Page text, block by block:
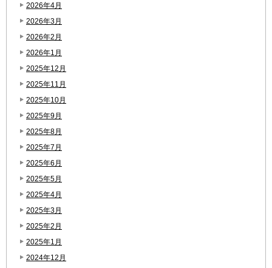
2026年4月
2026年3月
2026年2月
2026年1月
2025年12月
2025年11月
2025年10月
2025年9月
2025年8月
2025年7月
2025年6月
2025年5月
2025年4月
2025年3月
2025年2月
2025年1月
2024年12月